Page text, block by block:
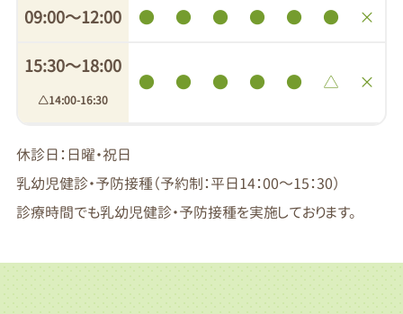
09:00〜12:00 ● ● ● ● ● ● ×
15:30〜18:00
△14:00-16:30
● ● ● ● ● △ ×
休診日：日曜・祝日
乳幼児健診・予防接種（予約制：平日14：00～15：30）
診療時間でも乳幼児健診・予防接種を実施しております。